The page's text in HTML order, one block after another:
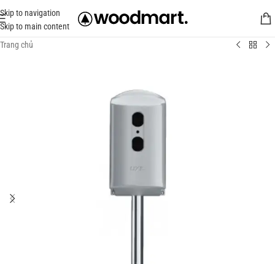
Skip to navigation
Skip to main content
Trang chủ